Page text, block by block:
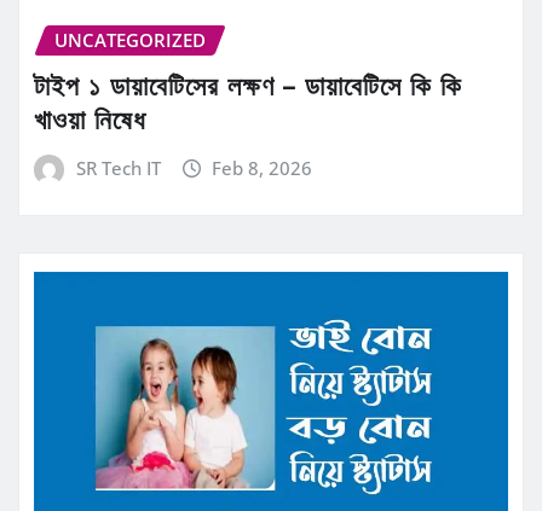
UNCATEGORIZED
টাইপ ১ ডায়াবেটিসের লক্ষণ – ডায়াবেটিসে কি কি
খাওয়া নিষেধ
SR Tech IT Feb 8, 2026